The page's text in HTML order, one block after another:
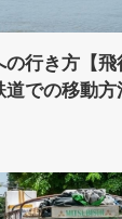
行き方【飛
での移動方